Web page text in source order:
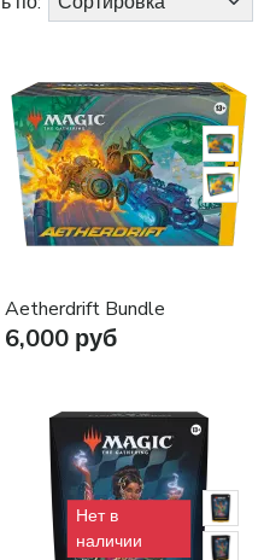
Aetherdrift Bundle
6,000 руб
Нет в
наличии